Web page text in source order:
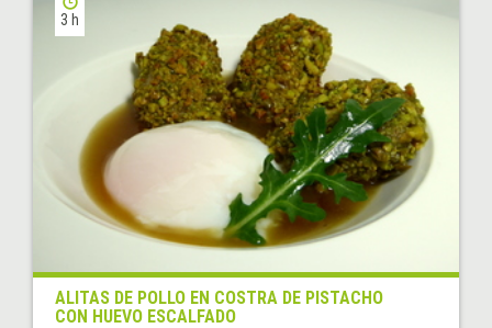
3 h
ALITAS DE POLLO EN COSTRA DE PISTACHO
CON HUEVO ESCALFADO